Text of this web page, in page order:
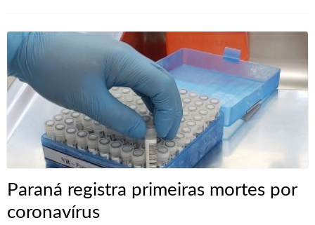
Paraná registra primeiras mortes por
coronavírus